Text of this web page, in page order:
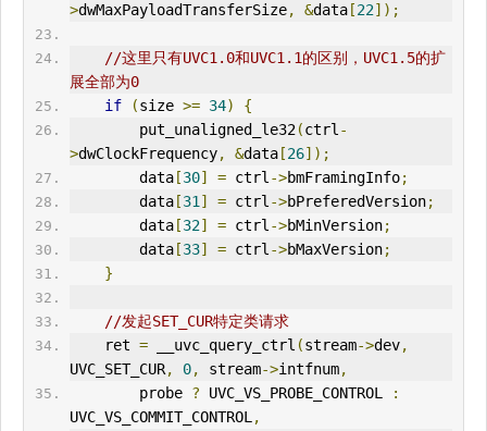
>dwMaxPayloadTransferSize, &data[22]);
//这里只有UVC1.0和UVC1.1的区别，UVC1.5的扩
展全部为0
if
(size >= 34)
{
        put_unaligned_le32
(ctrl -
>dwClockFrequency, &data[26]);
        data
[30] = ctrl ->bmFramingInfo;
        data
[31 ] = ctrl ->bPreferedVersion;
        data
[32] = ctrl ->bMinVersion;
        data
[33] = ctrl ->bMaxVersion;
}
//发起SET_CUR特定类请求
    ret
= __uvc_query_ctrl (stream->dev,
UVC_SET_CUR, 0, stream->intfnum,
        probe
? UVC_VS_PROBE_CONTROL
:
UVC_VS_COMMIT_CONTROL ,